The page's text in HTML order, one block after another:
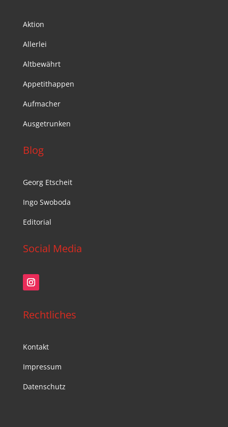
Aktion
Allerlei
Altbewährt
Appetithappen
Aufmacher
Ausgetrunken
Blog
Georg Etscheit
Ingo Swoboda
Editorial
Social Media
Rechtliches
Kontakt
Impressum
Datenschutz